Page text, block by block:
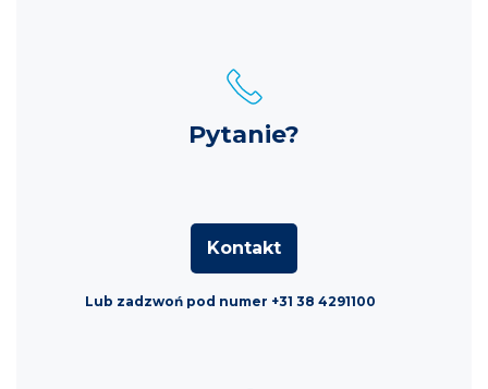
Pytanie?
Kontakt
Lub zadzwoń pod numer +31 38 4291100